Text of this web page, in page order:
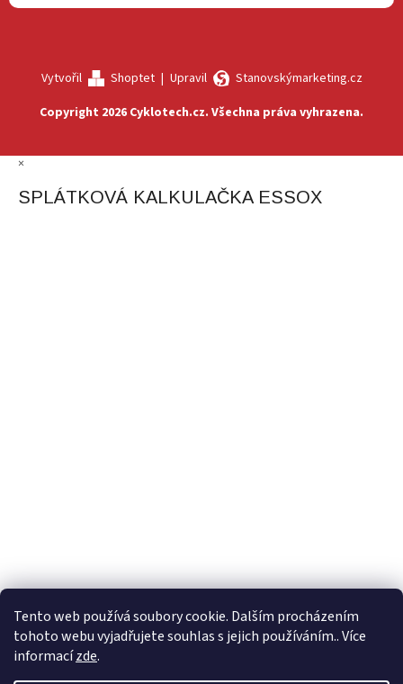
Tento web používá soubory cookie. Dalším procházením
tohoto webu vyjadřujete souhlas s jejich používáním.. Více
informacízde.
Vytvořil Shoptet| Upravil
Stanovskýmarketing.cz
Copyright 2026 Cyklotech.cz. Všechna práva vyhrazena.
×
SPLÁTKOVÁ KALKULAČKA ESSOX